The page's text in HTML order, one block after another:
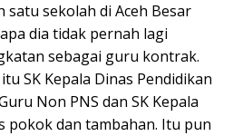
satu sekolah di Aceh Besar
dia tidak pernah lagi
sebagai guru kontrak.
SK Kepala Dinas Pendidikan
Non PNS dan SK Kepala
pokok dan tambahan. Itu pun